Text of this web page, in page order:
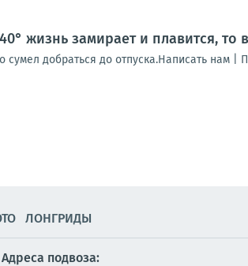
жизнь замирает и плавится,
добраться до отпуска.Написать нам |
ЛОНГРИДЫ
подвоза: